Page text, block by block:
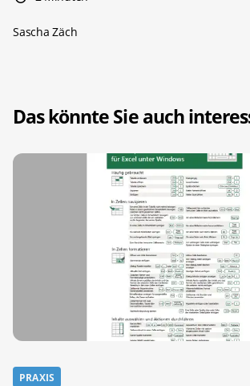
Sascha Zäch
Das könnte Sie auch
PRAXIS